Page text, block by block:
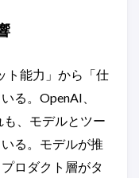
ト能力」から「仕
る。OpenAI、
、モデルとツー
る。モデルが推
ロダクト層がタ